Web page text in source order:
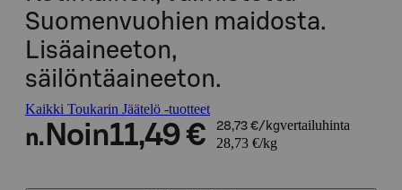
Suomenvuohien maidosta.
Lisäaineeton,
säilöntäaineeton.
Kaikki Toukarin Jäätelö -tuotteet
n. Noin11,49 € 28,73 €/kgvertailuhinta
28,73 €/kg